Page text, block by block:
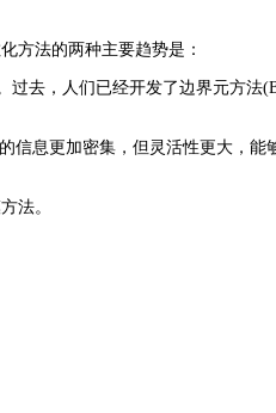
方法的两种主要趋势是：
去，人们已经开发了边界元方法
息更加密集，但灵活性更大，能
法。